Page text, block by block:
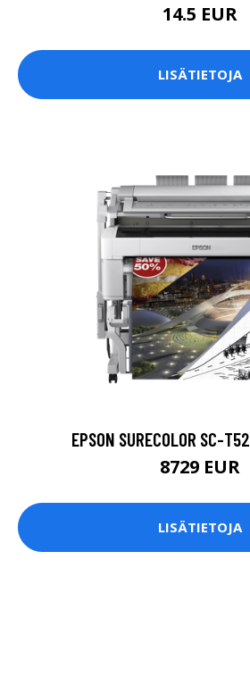
14.5 EUR
LISÄTIETOJA
EPSON SURECOLOR SC-
8729 EUR
LISÄTIETOJA